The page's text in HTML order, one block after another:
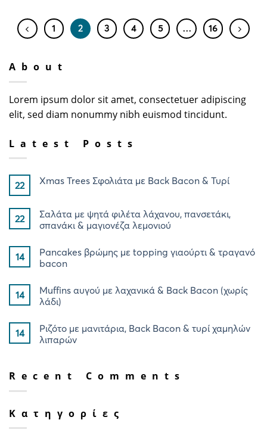
1 2 3 4 5 … 16
About
Lorem ipsum dolor sit amet, consectetuer adipiscing
elit, sed diam nonummy nibh euismod tincidunt.
Latest Posts
22 Xmas Trees Σφολιάτα με Back Bacon & Τυρί
22
Σαλάτα με ψητά φιλέτα λάχανου, πανσετάκι,
σπανάκι & μαγιονέζα λεμονιού
14
Pancakes βρώμης με topping γιαούρτι & τραγανό
bacon
14
Muffins αυγού με λαχανικά & Back Bacon (χωρίς
λάδι)
14
Ριζότο με μανιτάρια, Back Bacon & τυρί χαμηλών
λιπαρών
Recent Comments
Kατηγορίες